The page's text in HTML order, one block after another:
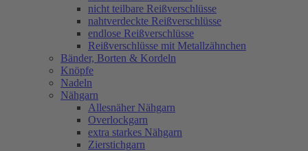
nicht teilbare Reißverschlüsse
nahtverdeckte Reißverschlüsse
endlose Reißverschlüsse
Reißverschlüsse mit Metallzähnchen
Bänder, Borten & Kordeln
Knöpfe
Nadeln
Nähgarn
Allesnäher Nähgarn
Overlockgarn
extra starkes Nähgarn
Zierstichgarn